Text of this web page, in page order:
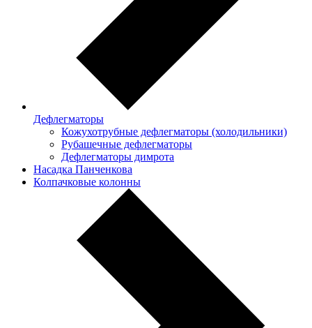
Дефлегматоры
Кожухотрубные дефлегматоры (холодильники)
Рубашечные дефлегматоры
Дефлегматоры димрота
Насадка Панченкова
Колпачковые колонны